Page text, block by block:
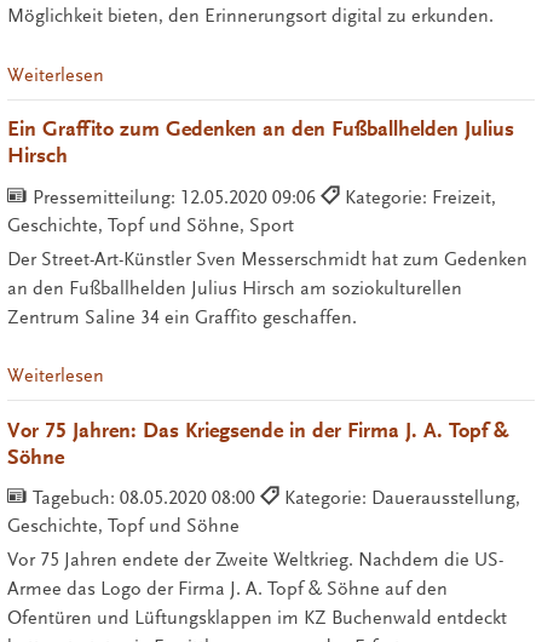
Möglichkeit bieten, den Erinnerungsort digital zu erkunden.
Weiterlesen
Ein Graffito zum Gedenken an den Fußballhelden Julius
Hirsch
Pressemitteilung: 12.05.2020 09:06
Kategorie: Freizeit,
Geschichte, Topf und Söhne, Sport
Der Street-Art-Künstler Sven Messerschmidt hat zum Gedenken
an den Fußballhelden Julius Hirsch am soziokulturellen
Zentrum Saline 34 ein Graffito geschaffen.
Weiterlesen
Vor 75 Jahren: Das Kriegsende in der Firma J. A. Topf &
Söhne
Tagebuch: 08.05.2020 08:00
Kategorie: Dauerausstellung,
Geschichte, Topf und Söhne
Vor 75 Jahren endete der Zweite Weltkrieg. Nachdem die US-
Armee das Logo der Firma J. A. Topf & Söhne auf den
Ofentüren und Lüftungsklappen im KZ Buchenwald entdeckt